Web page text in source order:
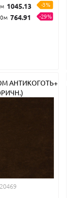
1045.13
-3%
764.91 -29%
АНТИКОГОТЬ+
20469